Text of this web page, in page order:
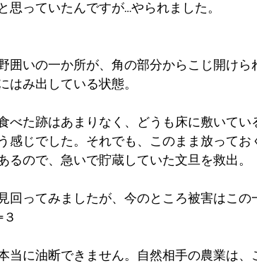
思っていたんですが…やられました。
囲いの一か所が、角の部分からこじ開けら
はみ出している状態。
べた跡はあまりなく、どうも床に敷いてい
感じでした。それでも、このまま放ってお
るので、急いで貯蔵していた文旦を救出。
回ってみましたが、今のところ被害はこの
当に油断できません。自然相手の農業は、